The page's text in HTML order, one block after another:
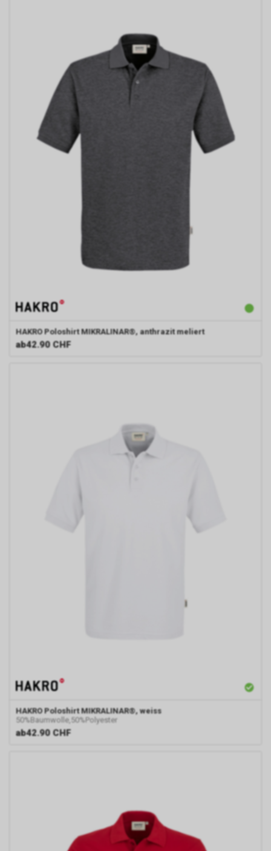
HAKRO Poloshirt MIKRALINAR®, anthrazit meliert
ab42.90 CHF
HAKRO Poloshirt MIKRALINAR®, weiss
50%Baumwolle,50%Polyester
ab42.90 CHF